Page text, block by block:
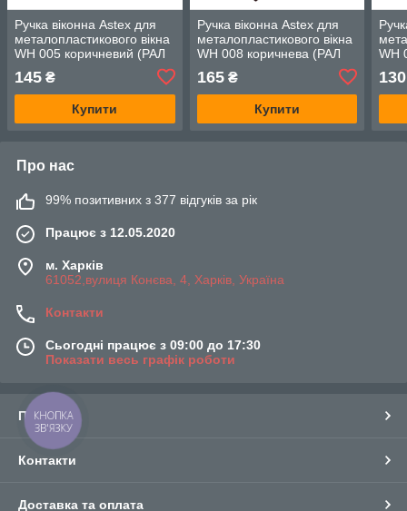
Ручка віконна Astex для
металопластикового вікна
WH 005 коричневий (РАЛ
145 ₴
Купити
Ручка віконна Astex для
металопластикового вікна
WH 008 коричнева (РАЛ
165₴
Купити
WH
130
Про нас
99% позитивних з 377 відгуків за рік
Працює з 12.05.2020
м. Харків
61052,вулиця Конєва, 4, Харків, Україна
Контакти
Сьогодні працює з 09:00 до 17:30
Показати весь графік роботи
Про нас
Контакти
Доставка та оплата
КНОПКА
ЗВ'ЯЗКУ